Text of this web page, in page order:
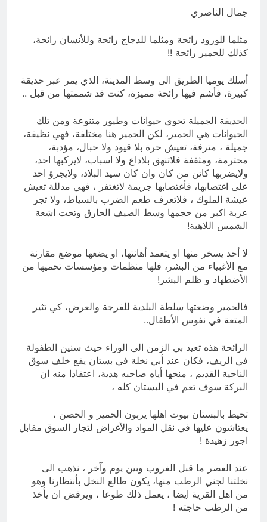
للنصيحة)
جمال الناصري
مثلما للورود رائحة ومثلما للدجاج رائحة وللأنسان رائحة،
كذلك للحمير رائحة !!
أسلك يوميا الطريق الى وسط المدينة، الذي يمر عبر حديقة
كبيرة، فأشم فيها رائحة مميزة، كنت قد شممتها من قبل ..
الحديقة الجميلة تحوي حيوانات وطيور متنوعة ومن تلك
الحيوانات هي الحمير، لكن الحمير هنا مختلفة، فهي نظيفة،
جميلة ، مترفة، تعيش حرة بلا قيود ولا حبال، مؤدبة،
محترمة، ومثقفة فلاتنهق بلاداع ولا اسباب، لايركبها احد،
ولايضربها كائن من كان وان كان سيد البلاد، ولايجرؤ احد
على اغتصابها، فأغتصابها جريمة لاتغتفر ، فهي مدللة تعيش
عيشة الملوك ، فلاتعرف طعم الضرب بالسياط، ولا تجر
عربة اكبر من حجمها وسط الصيف الحارق وتحت اشعة
الشمس اللاهبة!
لا أحد يسخر منها او يتعمد أهانتها، او يضعها موضع مقارنة
مع الأغبياء من البشر، فلها منظمات ومؤسسات تحميها من
الأضطهاد و ظلم البشر!
فالحمير وضعتها سلطة البلدية للفرجة والعرض، كي تثير
المتعة في نفوس الأطفال..
الرائحة هذه تعيد بي الزمن الى الوراء حيث سنين الطفولة
في الريف، فكان عند أبي نخلة في بستان يقع خلف سوق
الناحية القديم ، منحها أياه صاحبه هدية، اعتقادا منه ان
البركة سوف تعم في البستان كله ،
تحيط بالبستان بيوت اهلها يربون الحمير و الحصن ،
يعتاشون عليها في نقل المواد والأغراض لتجار السوق مقابل
اجور زهيدة !
عند العصر ما قبل الغروب وبين يوم وآخر ، نذهب الى
نخلتنا لجني الرطب منها، يكون طالع النخل بأنتظارنا وهو
من اهل القرية ايضا ، يعمل ذلك طوعا ، ويرفض ان يأخذ
من الرطب حاجته !